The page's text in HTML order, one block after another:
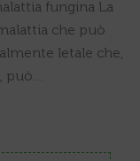
fungina La
che può
letale che,